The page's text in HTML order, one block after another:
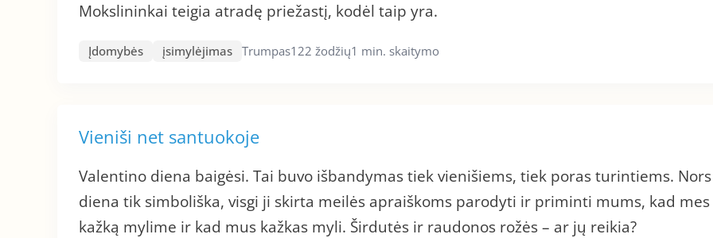
Mokslininkai teigia atradę priežastį, kodėl taip yra.
Įdomybės įsimylėjimas Trumpas122 žodžių1 min. skaitymo
Vieniši net santuokoje
Valentino diena baigėsi. Tai buvo išbandymas tiek vienišiems, tiek poras turintiems.
diena tik simboliška, visgi ji skirta meilės apraiškoms parodyti ir priminti mums, kad mes
kažką mylime ir kad mus kažkas myli. Širdutės ir raudonos rožės – ar jų reikia?